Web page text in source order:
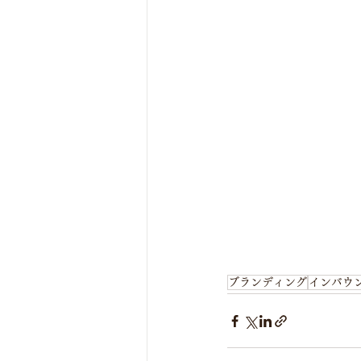
ブランディング インバウ